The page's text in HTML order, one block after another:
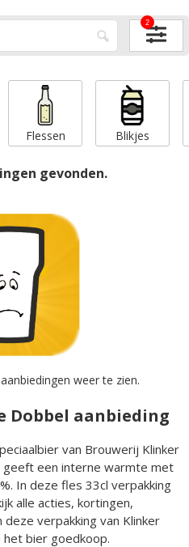
2
Flessen Blikjes
gevonden.
weer te zien.
Dobbel aanbieding
van Brouwerij Klinker
een interne warmte met
In deze fles 33cl verpakking
alle acties, kortingen,
verpakking van Klinker
bier goedkoop.